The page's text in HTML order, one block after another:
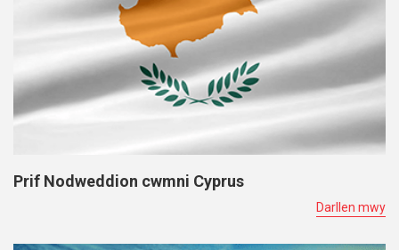
Prif Nodweddion cwmni Cyprus
Darllen mwy